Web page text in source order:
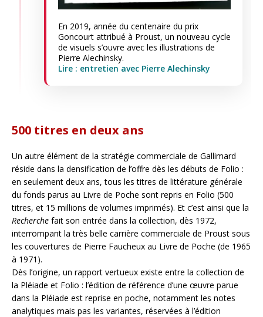
En 2019, année du centenaire du prix
Goncourt attribué à Proust, un nouveau cycle
de visuels s’ouvre avec les illustrations de
Pierre Alechinsky.
Lire : entretien avec Pierre Alechinsky
500 titres en deux ans
Un autre élément de la stratégie commerciale de Gallimard
réside dans la densification de l’offre dès les débuts de Folio :
en seulement deux ans, tous les titres de littérature générale
du fonds parus au Livre de Poche sont repris en Folio (500
titres, et 15 millions de volumes imprimés). Et c’est ainsi que la
Recherche fait son entrée dans la collection, dès 1972,
interrompant la très belle carrière commerciale de Proust sous
les couvertures de Pierre Faucheux au Livre de Poche (de 1965
à 1971).
Dès l’origine, un rapport vertueux existe entre la collection de
la Pléiade et Folio : l’édition de référence d’une œuvre parue
dans la Pléiade est reprise en poche, notamment les notes
analytiques mais pas les variantes, réservées à l’édition